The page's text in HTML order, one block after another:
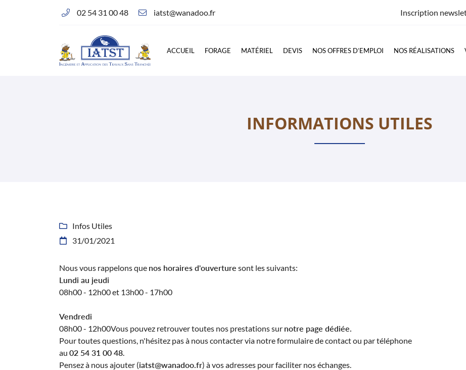
02 54 31 00 48 Inscription
ACCUEIL FORAGE MATÉRIEL DEVIS NOS OFFRES D’EMPLOI NOS RÉALISATIONS
02 54 31 00 48
Recopier le code ci-contre
En cochant cette case, vous consentez à recevoir nos propositions commerciales à l'adresse
formulaire de désinscription.
INFORMATIONS UTILES
 Infos Utiles
 31/01/2021
Nous vous rappelons que nos horaires d'ouverture sont les suivants:
Lundi au jeudi
08h00 - 12h00 et 13h00 - 17h00
Vendredi
08h00 - 12h00Vous pouvez retrouver toutes nos prestations sur notre page dédiée.
Pour toutes questions, n'hésitez pas à nous contacter via notre formulaire de contact ou par téléphone
au 02 54 31 00 48.
Pensez à nous ajouter (iatst@wanadoo.fr) à vos adresses pour faciliter nos échanges.